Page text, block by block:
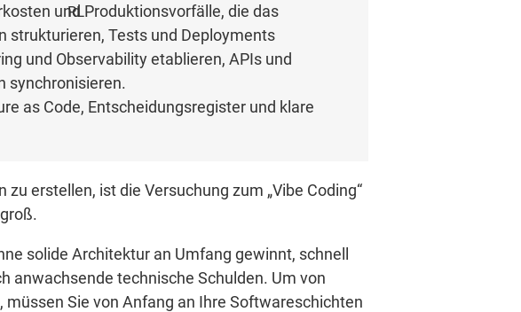
und Produktionsvorfälle, die das
strukturieren, Tests und Deployments
und Observability etablieren, APIs und
synchronisieren.
as Code, Entscheidungsregister und klare
erstellen, ist die Versuchung zum „Vibe Coding“
solide Architektur an Umfang gewinnt, schnell
anwachsende technische Schulden. Um von
Sie von Anfang an Ihre Softwareschichten